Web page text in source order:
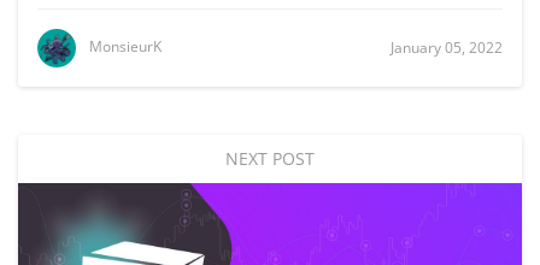
MonsieurK January 05, 2022
NEXT POST